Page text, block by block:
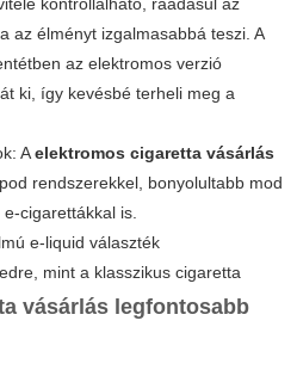
kontrollálható, ráadásul az
az élményt izgalmasabbá teszi. A
az elektromos verzió
ki, így kevésbé terheli meg a
Aelektromos cigaretta vásárlás
rendszerekkel, bonyolultabb mod
cigarettákkal is.
e-liquid választék
mint a klasszikus cigaretta
vásárlás legfontosabb